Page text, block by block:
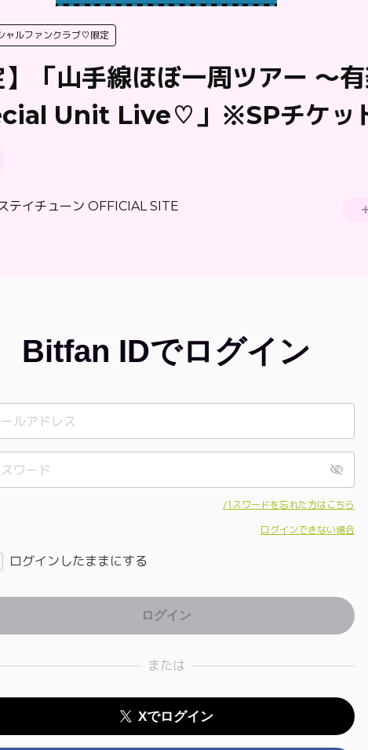
ャルファンクラブ♡限定
】「山手線ほぼ一周ツアー 〜
Unit Live♡」※SPチケッ
テイチューン OFFICIAL SITE
Bitfan IDでログイン
パスワードを忘れた方はこちら
ログインできない場合
ログインしたままにする
または
Xでログイン